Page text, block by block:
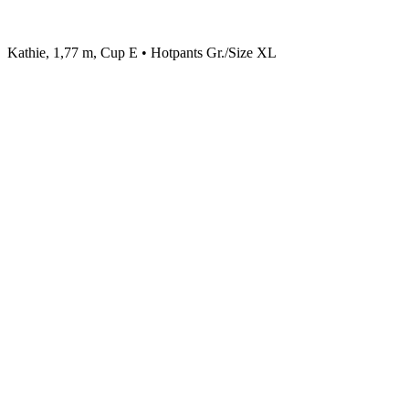
Kathie, 1,77 m, Cup E • Hotpants Gr./Size XL